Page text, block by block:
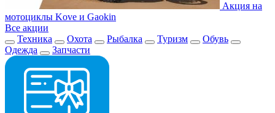
Акция на
мотоциклы Kove и Gaokin
Все акции
Техника
Охота Рыбалка Туризм
Обувь
Одежда
Запчасти